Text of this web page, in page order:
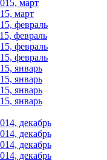
март
март
февраль
февраль
февраль
февраль
январь
январь
январь
январь
декабрь
декабрь
декабрь
декабрь